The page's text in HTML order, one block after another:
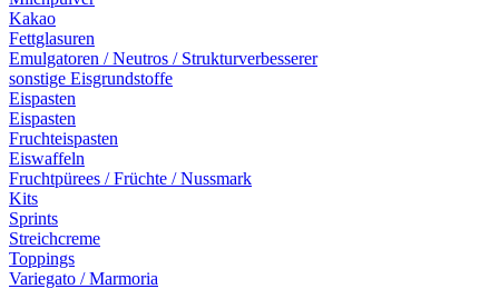
Kakao
Fettglasuren
Emulgatoren / Neutros / Strukturverbesserer
sonstige Eisgrundstoffe
Eispasten
Eispasten
Fruchteispasten
Eiswaffeln
Fruchtpürees / Früchte / Nussmark
Kits
Sprints
Streichcreme
Toppings
Variegato / Marmoria